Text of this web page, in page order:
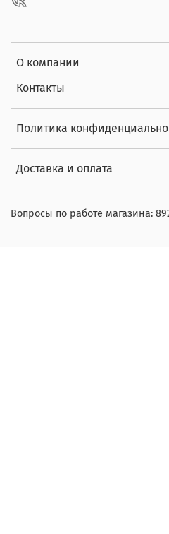
О компании
Контакты
Политика
Доставка и оплата
Вопросы по работе магазина: